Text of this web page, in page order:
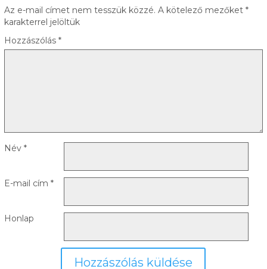
Az e-mail címet nem tesszük közzé. A kötelező mezőket *
karakterrel jelöltük
Hozzászólás *
Név *
E-mail cím *
Honlap